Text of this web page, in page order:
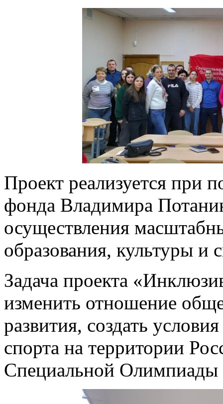
Проект реализуется при
фонда Владимира
осуществления
образования, культуры и
Задача проекта
изменить отношение
развития, создать
спорта на территории
Специальной Олимпиады